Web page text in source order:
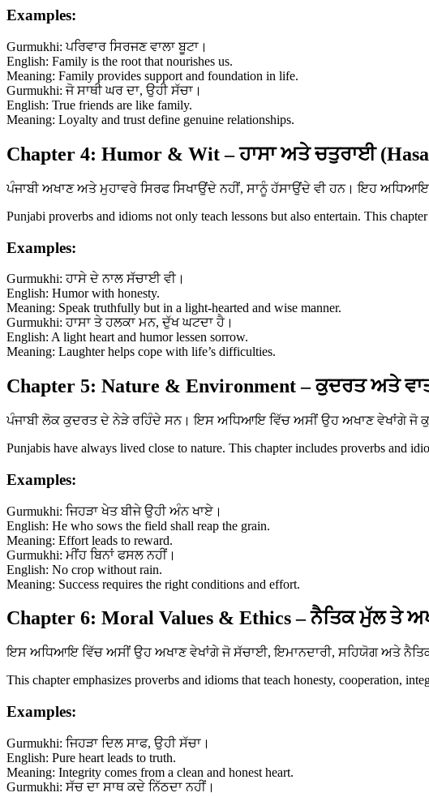
Examples:
Gurmukhi: ਪਰਿਵਾਰ ਸਿਰਜਣ ਵਾਲਾ ਬੂਟਾ।
English: Family is the root that nourishes us.
Meaning: Family provides support and foundation in life.
Gurmukhi: ਜੋ ਸਾਥੀ ਘਰ ਦਾ, ਉਹੀ ਸੱਚਾ।
English: True friends are like family.
Meaning: Loyalty and trust define genuine relationships.
Chapter 4: Humor & Wit – ਹਾਸਾ ਅਤੇ ਚਤੁਰਾਈ
ਪੰਜਾਬੀ ਅਖਾਣ ਅਤੇ ਮੁਹਾਵਰੇ ਸਿਰਫ ਸਿਖਾਉਂਦੇ ਨਹੀਂ, ਸਾਨੂੰ ਹੱਸਾਉਂਦੇ ਵੀ ਹਨ। ਇਹ
Punjabi proverbs and idioms not only teach lessons but also entertain. This
Examples:
Gurmukhi: ਹਾਸੇ ਦੇ ਨਾਲ ਸੱਚਾਈ ਵੀ।
English: Humor with honesty.
Meaning: Speak truthfully but in a light-hearted and wise manner.
Gurmukhi: ਹਾਸਾ ਤੇ ਹਲਕਾ ਮਨ, ਦੁੱਖ ਘਟਦਾ ਹੈ।
English: A light heart and humor lessen sorrow.
Meaning: Laughter helps cope with life’s difficulties.
Chapter 5: Nature & Environment – ਕੁਦਰਤ ਅਤੇ
ਪੰਜਾਬੀ ਲੋਕ ਕੁਦਰਤ ਦੇ ਨੇੜੇ ਰਹਿੰਦੇ ਸਨ। ਇਸ ਅਧਿਆਇ ਵਿੱਚ ਅਸੀਂ ਉਹ ਅਖਾਣ ਵੇਖਾਂਗੇ ਜੋ
Punjabis have always lived close to nature. This chapter includes proverbs and
Examples:
Gurmukhi: ਜਿਹੜਾ ਖੇਤ ਬੀਜੇ ਉਹੀ ਅੰਨ ਖਾਏ।
English: He who sows the field shall reap the grain.
Meaning: Effort leads to reward.
Gurmukhi: ਮੀਂਹ ਬਿਨਾਂ ਫਸਲ ਨਹੀਂ।
English: No crop without rain.
Meaning: Success requires the right conditions and effort.
Chapter 6: Moral Values & Ethics – ਨੈਤਿਕ ਮੁੱਲ ਤੇ
ਇਸ ਅਧਿਆਇ ਵਿੱਚ ਅਸੀਂ ਉਹ ਅਖਾਣ ਵੇਖਾਂਗੇ ਜੋ ਸੱਚਾਈ, ਇਮਾਨਦਾਰੀ, ਸਹਿਯੋਗ ਅਤੇ
This chapter emphasizes proverbs and idioms that teach honesty, cooperation,
Examples:
Gurmukhi: ਜਿਹੜਾ ਦਿਲ ਸਾਫ, ਉਹੀ ਸੱਚਾ।
English: Pure heart leads to truth.
Meaning: Integrity comes from a clean and honest heart.
Gurmukhi: ਸੱਚ ਦਾ ਸਾਥ ਕਦੇ ਨਿੱਠਦਾ ਨਹੀਂ।